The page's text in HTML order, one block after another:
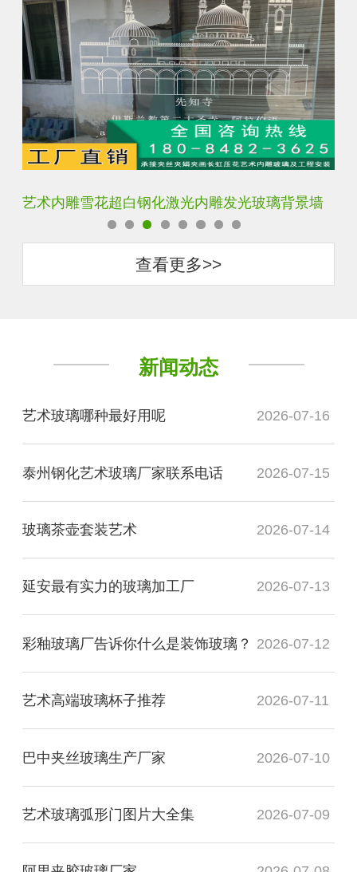
艺术内雕雪花超白钢化激光内雕发光玻璃背景墙
查看更多>>
新闻动态
艺术玻璃哪种最好用呢 2026-07-16
泰州钢化艺术玻璃厂家联系电话 2026-07-15
玻璃茶壶套装艺术 2026-07-14
延安最有实力的玻璃加工厂 2026-07-13
彩釉玻璃厂告诉你什么是装饰玻璃？ 2026-07-12
艺术高端玻璃杯子推荐 2026-07-11
巴中夹丝玻璃生产厂家 2026-07-10
艺术玻璃弧形门图片大全集 2026-07-09